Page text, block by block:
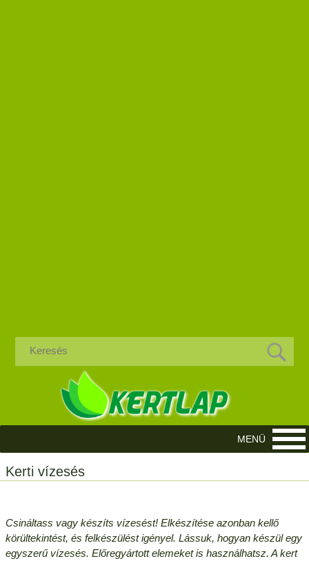
Kerti vízesés
Csináltass vagy készíts vízesést! Elkészítése azonban kellő
körültekintést, és felkészülést igényel. Lássuk, hogyan készül egy
egyszerű vízesés. Előregyártott elemeket is használhatsz. A kert